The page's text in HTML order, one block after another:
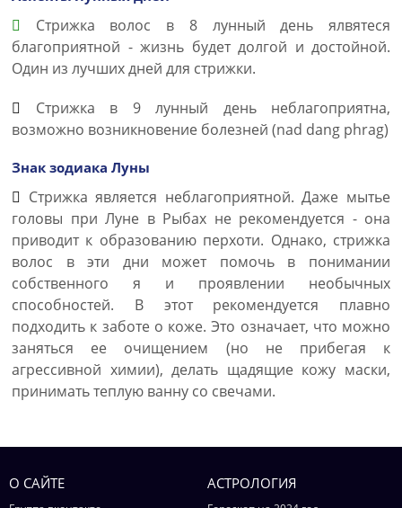
Стрижка волос в 8 лунный день ялвятеся
благоприятной - жизнь будет долгой и достойной.
Один из лучших дней для стрижки.
Стрижка в 9 лунный день неблагоприятна,
возможно возникновение болезней (nad dang phrag)
Знак зодиака Луны
Стрижка является неблагоприятной. Даже мытье
головы при Луне в Рыбах не рекомендуется - она
приводит к образованию перхоти. Однако, стрижка
волос в эти дни может помочь в понимании
собственного я и проявлении необычных
способностей. В этот рекомендуется плавно
подходить к заботе о коже. Это означает, что можно
заняться ее очищением (но не прибегая к
агрессивной химии), делать щадящие кожу маски,
принимать теплую ванну со свечами.
О САЙТЕ АСТРОЛОГИЯ